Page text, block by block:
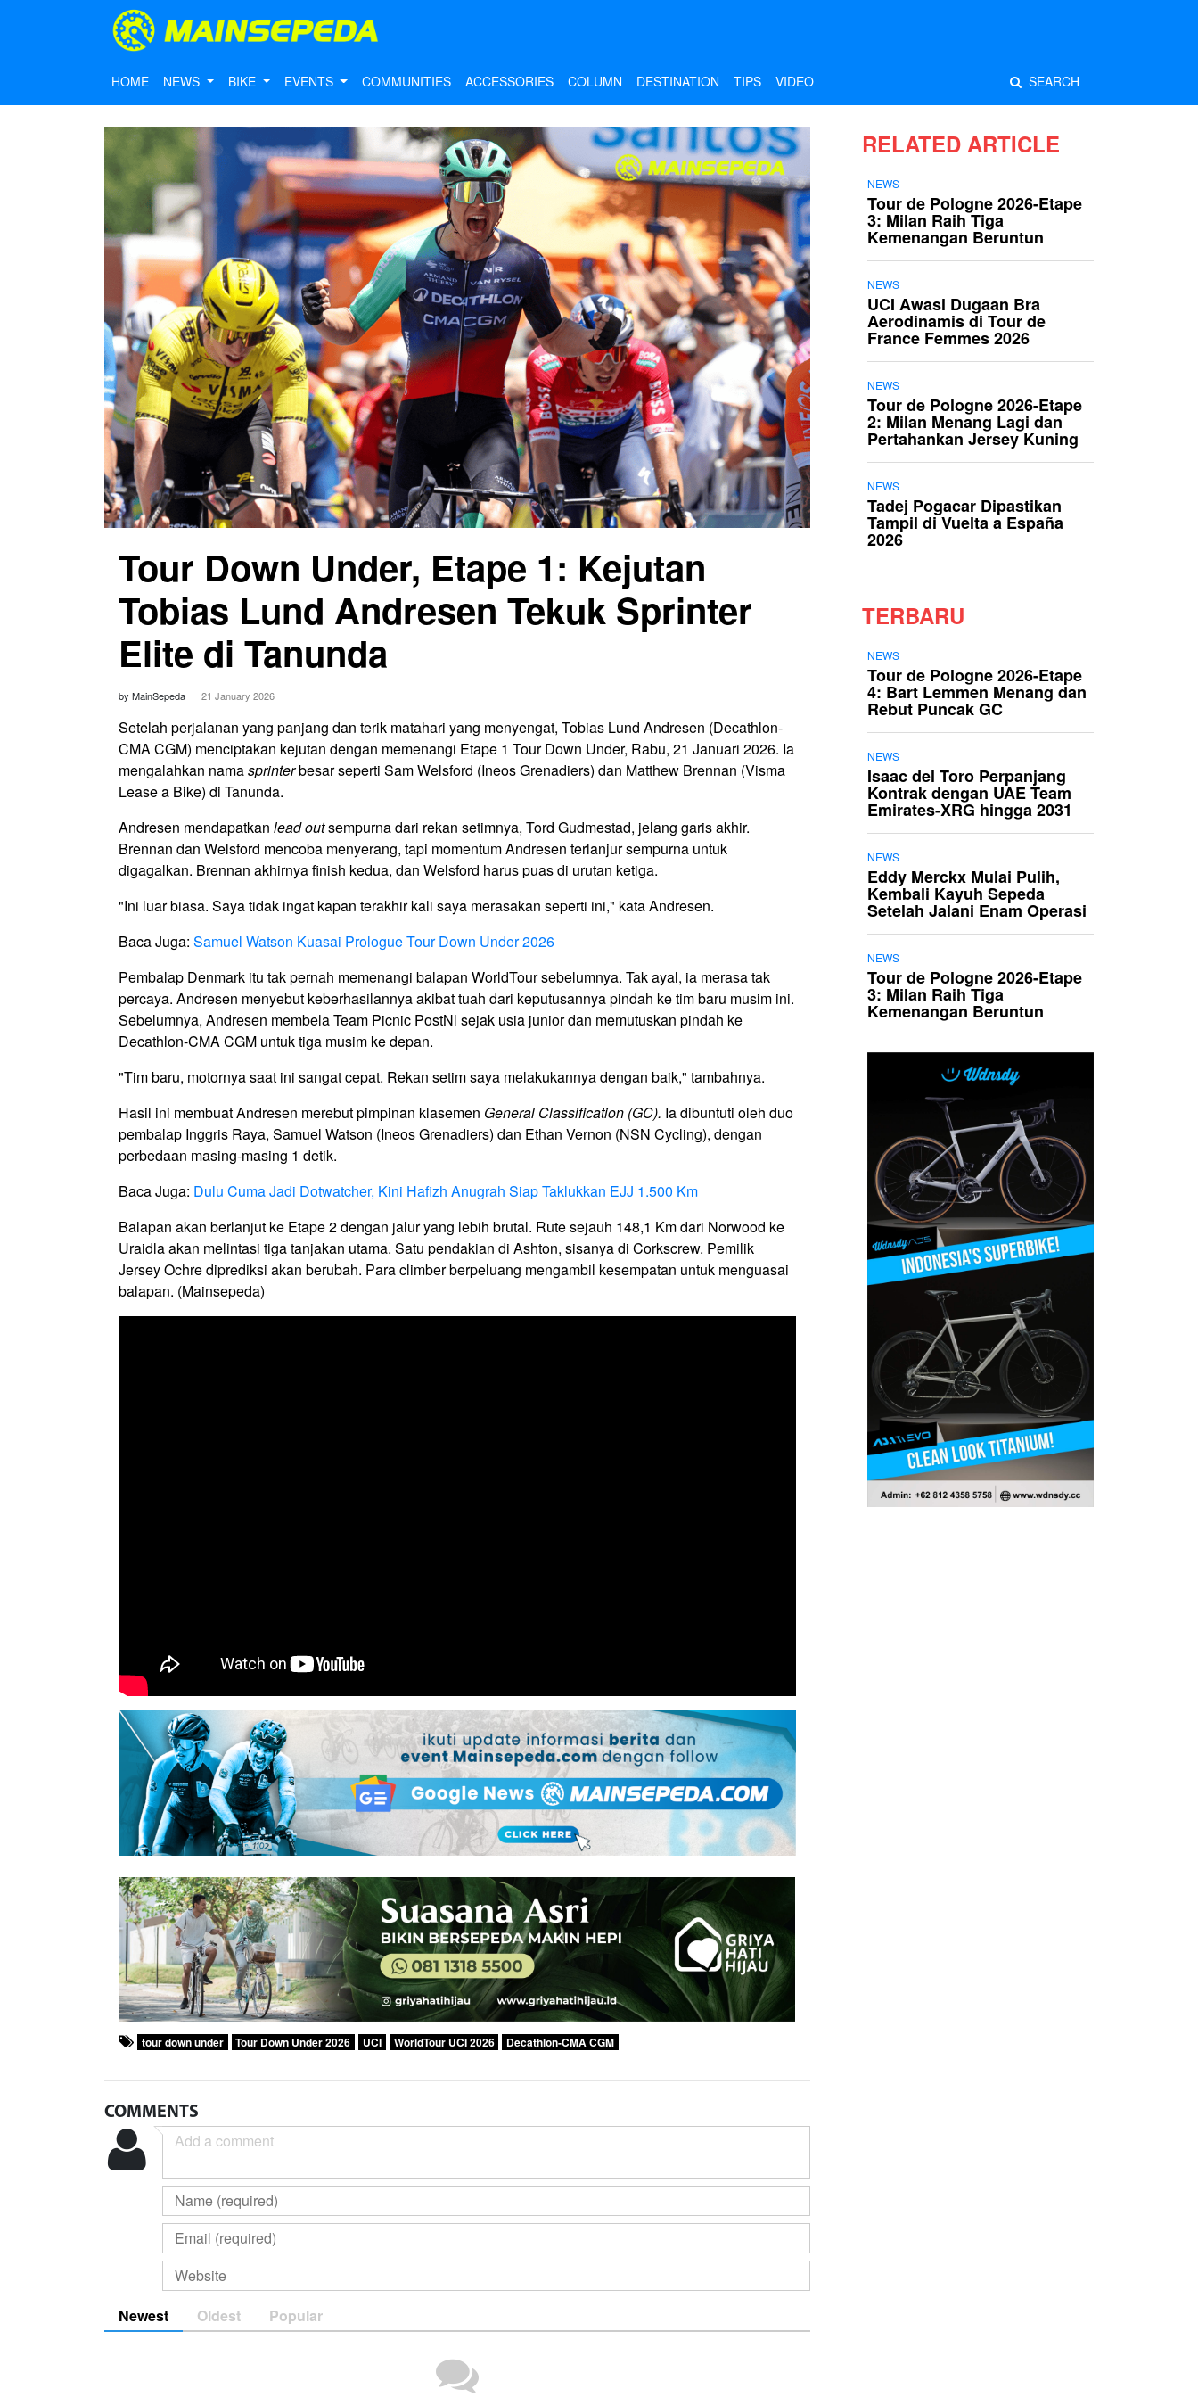
HOME NEWS BIKE EVENTS COMMUNITIES ACCESSORIES COLUMN DESTINATION TIPS VIDEO SEARCH
Tour Down Under, Etape 1: Kejutan
Tobias Lund Andresen Tekuk Sprinter
Elite di Tanunda
by MainSepeda 21 January 2026
Setelah perjalanan yang panjang dan terik matahari yang menyengat, Tobias Lund Andresen (Decathlon-
CMA CGM) menciptakan kejutan dengan memenangi Etape 1 Tour Down Under, Rabu, 21 Januari 2026. Ia
mengalahkan namasprinterbesar seperti Sam Welsford (Ineos Grenadiers) dan Matthew Brennan (Visma
Lease a Bike) di Tanunda.
Andresen mendapatkan lead outsempurna dari rekan setimnya, Tord Gudmestad, jelang garis akhir.
Brennan dan Welsford mencoba menyerang, tapi momentum Andresen terlanjur sempurna untuk
digagalkan. Brennan akhirnya finish kedua, dan Welsford harus puas di urutan ketiga.
"Ini luar biasa. Saya tidak ingat kapan terakhir kali saya merasakan seperti ini," kata Andresen.
Baca Juga: Samuel Watson Kuasai Prologue Tour Down Under 2026
Pembalap Denmark itu tak pernah memenangi balapan WorldTour sebelumnya. Tak ayal, ia merasa tak
percaya. Andresen menyebut keberhasilannya akibat tuah dari keputusannya pindah ke tim baru musim ini.
Sebelumnya, Andresen membela Team Picnic PostNl sejak usia junior dan memutuskan pindah ke
Decathlon-CMA CGM untuk tiga musim ke depan.
"Tim baru, motornya saat ini sangat cepat. Rekan setim saya melakukannya dengan baik," tambahnya.
Hasil ini membuat Andresen merebut pimpinan klasemen General Classification (GC). Ia dibuntuti oleh duo
pembalap Inggris Raya, Samuel Watson (Ineos Grenadiers) dan Ethan Vernon (NSN Cycling), dengan
perbedaan masing-masing 1 detik.
Baca Juga: Dulu Cuma Jadi Dotwatcher, Kini Hafizh Anugrah Siap Taklukkan EJJ 1.500 Km
Balapan akan berlanjut ke Etape 2 dengan jalur yang lebih brutal. Rute sejauh 148,1 Km dari Norwood ke
Uraidla akan melintasi tiga tanjakan utama. Satu pendakian di Ashton, sisanya di Corkscrew. Pemilik
Jersey Ochre diprediksi akan berubah. Para climber berpeluang mengambil kesempatan untuk menguasai
balapan. (Mainsepeda)
tour down under Tour Down Under 2026 UCI WorldTour UCI 2026 Decathlon-CMA CGM
COMMENTS
Newest Oldest Popular
RELATED ARTICLE
NEWS
Tour de Pologne 2026-Etape
3: Milan Raih Tiga
Kemenangan Beruntun
NEWS
UCI Awasi Dugaan Bra
Aerodinamis di Tour de
France Femmes 2026
NEWS
Tour de Pologne 2026-Etape
2: Milan Menang Lagi dan
Pertahankan Jersey Kuning
NEWS
Tadej Pogacar Dipastikan
Tampil di Vuelta a España
2026
TERBARU
NEWS
Tour de Pologne 2026-Etape
4: Bart Lemmen Menang dan
Rebut Puncak GC
NEWS
Isaac del Toro Perpanjang
Kontrak dengan UAE Team
Emirates-XRG hingga 2031
NEWS
Eddy Merckx Mulai Pulih,
Kembali Kayuh Sepeda
Setelah Jalani Enam Operasi
NEWS
Tour de Pologne 2026-Etape
3: Milan Raih Tiga
Kemenangan Beruntun